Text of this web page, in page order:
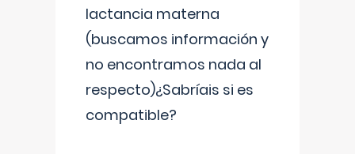
lactancia materna
(buscamos información y
no encontramos nada al
respecto)¿Sabríais si es
compatible?